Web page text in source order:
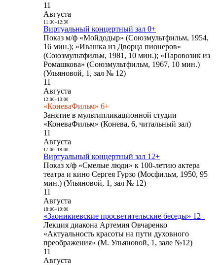
11
Августа
11:30- 12:30
Виртуальный концертный зал 0+
Показ м/ф «Мойдодыр» (Союзмультфильм, 1954,
16 мин.); «Ивашка из Дворца пионеров»
(Союзмультфильм, 1981, 10 мин.); «Паровозик из
Ромашкова» (Союзмультфильм, 1967, 10 мин.)
(Ульяновой, 1, зал № 12)
11
Августа
12:00- 13:00
«КоневаФильм» 6+
Занятие в мультипликационной студии
«КоневаФильм» (Конева, 6, читальный зал)
11
Августа
17:00- 18:00
Виртуальный концертный зал 12+
Показ х/ф «Смелые люди» к 100-летию актера
театра и кино Сергея Гурзо (Мосфильм, 1950, 95
мин.) (Ульяновой, 1, зал № 12)
11
Августа
18:00- 19:00
«Заоникиевские просветительские беседы» 12+
Лекция диакона Артемия Овчаренко
«Актуальность красоты на пути духовного
преображения» (М. Ульяновой, 1, зале №12)
11
Августа